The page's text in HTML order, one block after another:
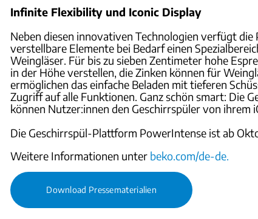
Infinite Flexibility und Iconic Display
Neben diesen innovativen Technologien verfügt
verstellbare Elemente bei Bedarf einen
Weingläser. Für bis zu sieben Zentimeter hohe
in der Höhe verstellen, die Zinken können für
ermöglichen das einfache Beladen mit tieferen
Zugriff auf alle Funktionen. Ganz schön smart: Die
können Nutzer:innen den Geschirrspüler von
Die Geschirrspül-Plattform PowerIntense ist ab
Weitere Informationen unter beko.com/de-de.
Download Pressematerialien